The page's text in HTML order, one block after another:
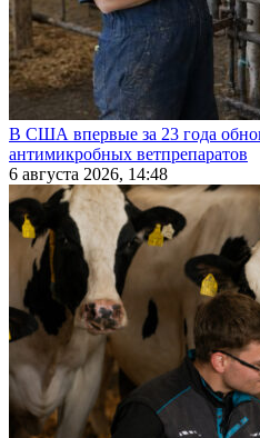
В США впервые за 23 года
антимикробных ветпрепаратов
6 августа 2026, 14:48